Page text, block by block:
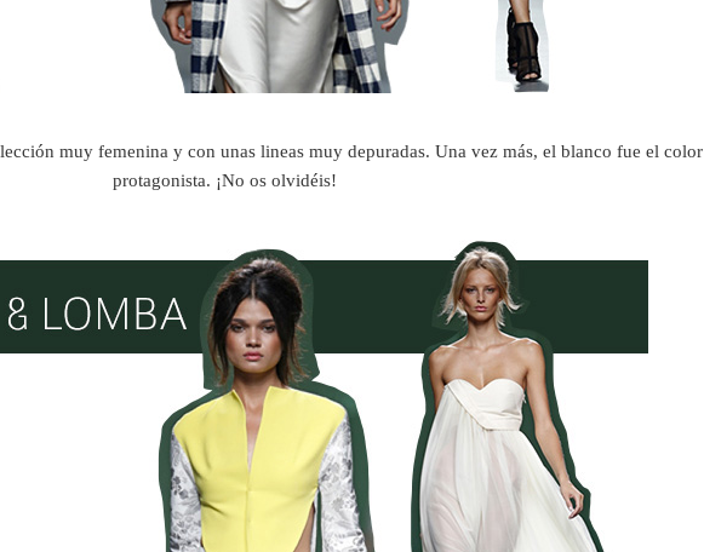
muy femenina y con unas lineas muy depuradas. Una vez más, el blanco fue el color
protagonista. ¡No os olvidéis!